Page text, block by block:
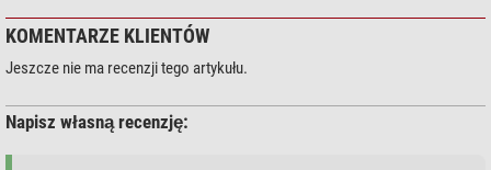
KOMENTARZE KLIENTÓW
Jeszcze nie ma recenzji tego artykułu.
Napisz własną recenzję: